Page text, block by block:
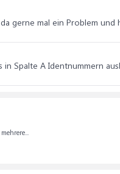
gerne mal ein Problem
in Spalte A Identnummern